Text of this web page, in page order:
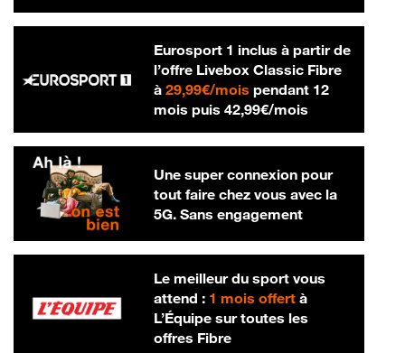
Eurosport 1 inclus à partir de
l’offre Livebox Classic Fibre
à 29,99€/mois29,99 € par mois
pendant 12
mois puis 42,99€/mois42,99 € par
Une super connexion pour
tout faire chez vous avec la
5G. Sans engagement
Le meilleur du sport vous
attend : 1 mois offertà
L’Équipe sur toutes les
offres Fibre